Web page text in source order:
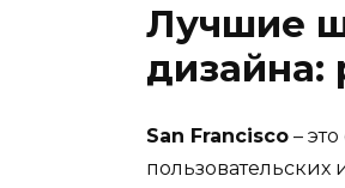
Лучшие
дизайна:
San Francisco –
пользовательских